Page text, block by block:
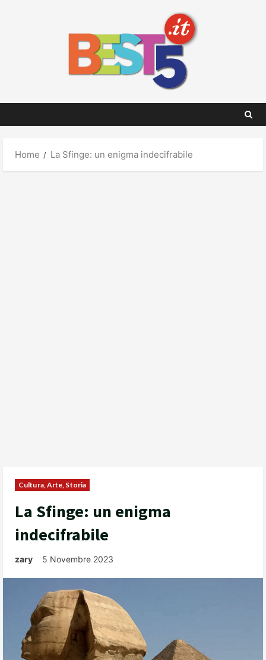
Home La Sfinge: un enigma indecifrabile
Cultura, Arte, Storia
La Sfinge: un enigma
indecifrabile
zary 5 Novembre 2023